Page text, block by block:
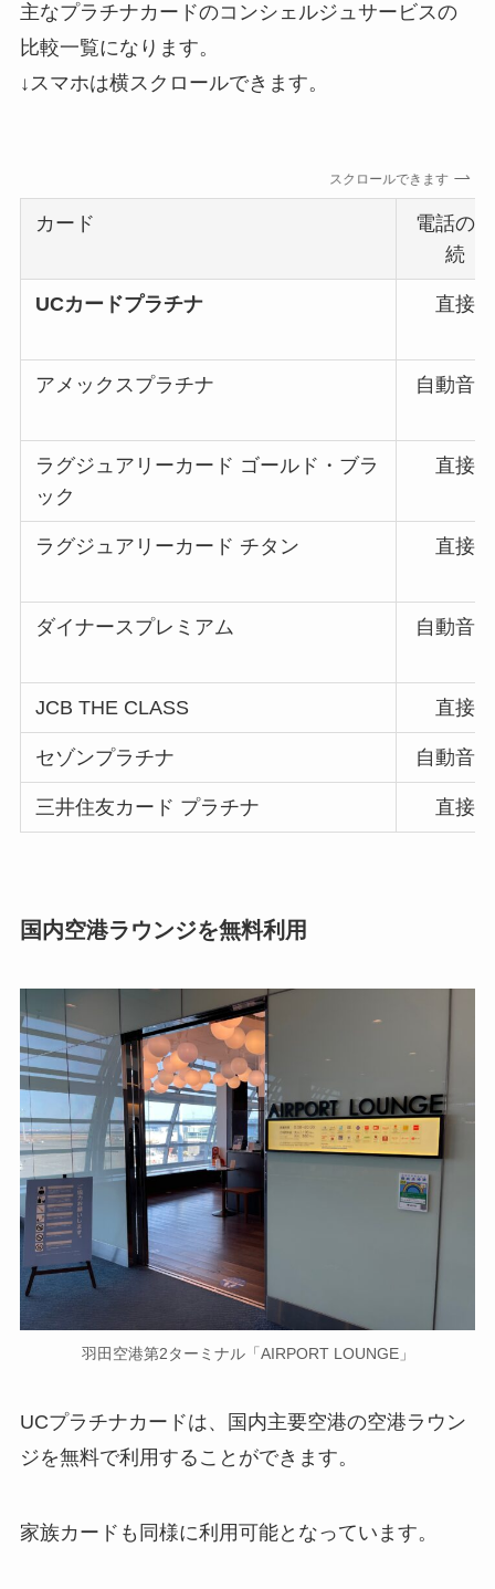
主なプラチナカードのコンシェルジュサービスの
比較一覧になります。
↓スマホは横スクロールできます。
スクロールできます
カード
電話の接
続
UCカードプラチナ 直接
アメックスプラチナ 自動音声
ラグジュアリーカード ゴールド・ブラ
ック
直接
ラグジュアリーカード チタン 直接
ダイナースプレミアム 自動音声
JCB THE CLASS 直接
セゾンプラチナ 自動音声
三井住友カード プラチナ 直接
国内空港ラウンジを無料利用
羽田空港第2ターミナル「AIRPORT LOUNGE」
UCプラチナカードは、国内主要空港の空港ラウン
ジを無料で利用することができます。
家族カードも同様に利用可能となっています。